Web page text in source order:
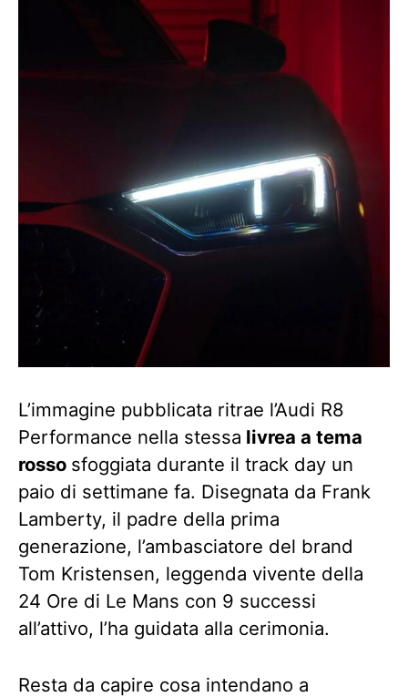
L’immagine pubblicata ritrae l’Audi R8
Performance nella stessa livrea a tema
rosso sfoggiata durante il track day un
paio di settimane fa. Disegnata da Frank
Lamberty, il padre della prima
generazione, l’ambasciatore del brand
Tom Kristensen, leggenda vivente della
24 Ore di Le Mans con 9 successi
all’attivo, l’ha guidata alla cerimonia.
Resta da capire cosa intendano a